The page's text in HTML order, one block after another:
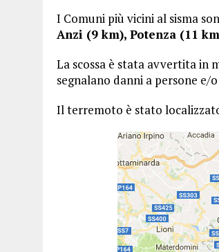
I Comuni più vicini al sisma
Anzi (9 km), Potenza (11
La scossa è stata avvertita in
segnalano danni a persone e/o
Il terremoto è stato